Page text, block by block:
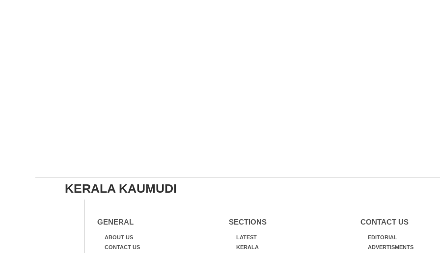
KERALA KAUMUDI
GENERAL
ABOUT US
CONTACT US
SECTIONS
LATEST
KERALA
CONTACT US
EDITORIAL
ADVERTISMENTS